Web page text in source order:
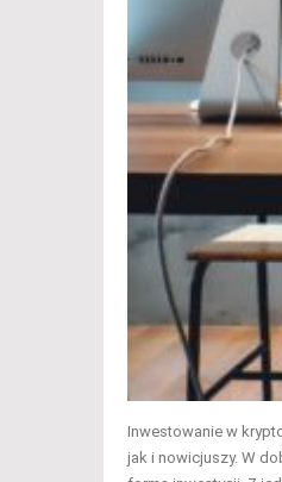
Inwestowanie w
jak i nowicjuszy. W